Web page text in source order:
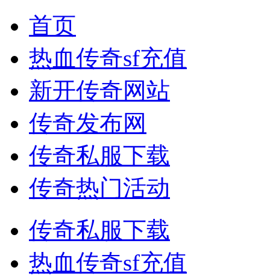
首页
热血传奇sf充值
新开传奇网站
传奇发布网
传奇私服下载
传奇热门活动
传奇私服下载
热血传奇sf充值